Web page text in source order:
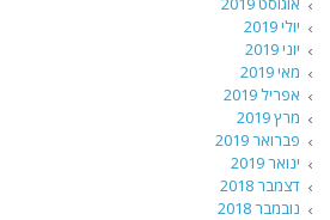
יולי 2019
יוני 2019
מאי 2019
אפריל 2019
מרץ 2019
פברואר 2019
ינואר 2019
דצמבר 2018
נובמבר 2018